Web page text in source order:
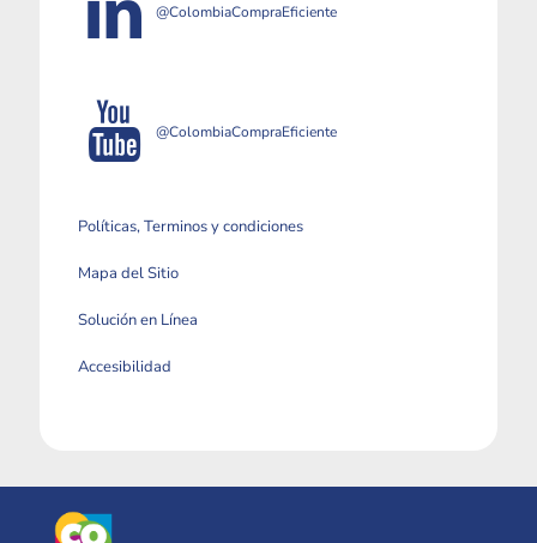
@ColombiaCompraEficiente
@ColombiaCompraEficiente
Políticas, Terminos y condiciones
Mapa del Sitio
Solución en Línea
Accesibilidad